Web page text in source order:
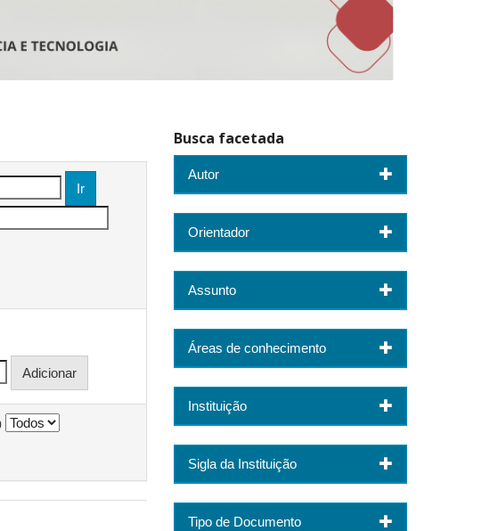
Busca facetada
Autor
Orientador
Assunto
Áreas de conhecimento
Instituição
Sigla da Instituição
Tipo de Documento